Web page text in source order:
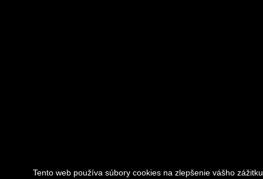
Tento web používa súbory cookies na zlepšenie vášho